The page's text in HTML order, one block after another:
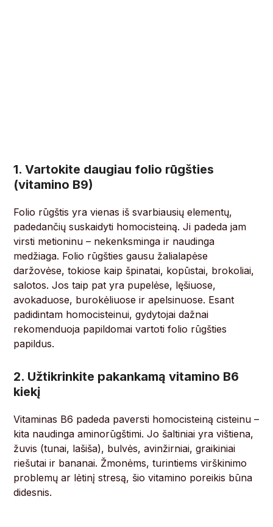
1. Vartokite daugiau folio rūgšties
(vitamino B9)
Folio rūgštis yra vienas iš svarbiausių elementų,
padedančių suskaidyti homocisteiną. Ji padeda jam
virsti metioninu – nekenksminga ir naudinga
medžiaga. Folio rūgšties gausu žalialapėse
daržovėse, tokiose kaip špinatai, kopūstai, brokoliai,
salotos. Jos taip pat yra pupelėse, lęšiuose,
avokaduose, burokėliuose ir apelsinuose. Esant
padidintam homocisteinui, gydytojai dažnai
rekomenduoja papildomai vartoti folio rūgšties
papildus.
2. Užtikrinkite pakankamą vitamino B6
kiekį
Vitaminas B6 padeda paversti homocisteiną cisteinu –
kita naudinga aminorūgštimi. Jo šaltiniai yra vištiena,
žuvis (tunai, lašiša), bulvės, avinžirniai, graikiniai
riešutai ir bananai. Žmonėms, turintiems virškinimo
problemų ar lėtinį stresą, šio vitamino poreikis būna
didesnis.